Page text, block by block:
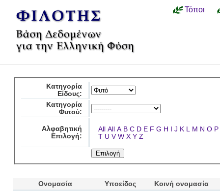
Τόποι
Κατηγορία
Είδους:
Κατηγορία
Φυτού:
Αλφαβητική
Επιλογή:
All All A B C D E F G H I J K L M N O P
T U V W X Y Z
Ονομασία Υποείδος
Κοινή ονομασία